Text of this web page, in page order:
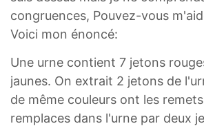
congruences, Pouvez-vous
Voici mon énoncé:
Une urne contient 7 jetons
jaunes. On extrait 2 jetons de
de même couleurs ont les
remplaces dans l'urne par deux